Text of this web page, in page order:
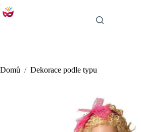
to
Domů / Dekorace podle typu